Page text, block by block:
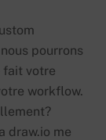
pourrons
votre
workflow.
draw.io me